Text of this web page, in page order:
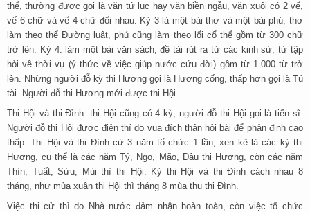
thể, thường được gọi là văn tứ lục hay văn biền ngẫu, văn xuôi có 2 vế,
vế 6 chữ và vế 4 chữ đối nhau. Kỳ 3 là một bài thơ và một bài phú, thơ
làm theo thể Đường luật, phú cũng làm theo lối cổ thể gồm từ 300 chữ
trở lên. Kỳ 4: làm một bài văn sách, đề tài rút ra từ các kinh sử, tử tập
hỏi về thời vụ (ý thức về việc giúp nước cứu đời) gồm từ 1.000 từ trở
lên. Những người đỗ kỳ thi Hương gọi là Hương cống, thấp hơn gọi là Tú
tài. Người đỗ thi Hương mới được thi Hội.
Thi Hội và thi Đình: thi Hội cũng có 4 kỳ, người đỗ thi Hội gọi là tiến sĩ.
Người đỗ thi Hội được điện thí do vua đích thân hỏi bài để phân định cao
thấp. Thi Hội và thi Đình cứ 3 năm tổ chức 1 lần, xen kẽ là các kỳ thi
Hương, cụ thể là các năm Tý, Ngọ, Mão, Dậu thi Hương, còn các năm
Thìn, Tuất, Sửu, Mùi thì thi Hội. Kỳ thi Hội và thi Đình cách nhau 8
tháng, như mùa xuân thi Hội thì tháng 8 mùa thu thi Đình.
Việc thi cử thì do Nhà nước đảm nhận hoàn toàn, còn việc tổ chức